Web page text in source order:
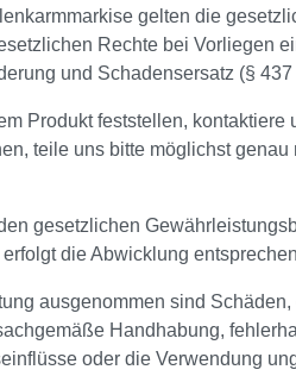
gelten die
Rechte bei Vorliegen
und Schadensersatz (§ 437
Produkt feststellen,
teile uns bitte möglichst
gesetzlichen
die Abwicklung
ausgenommen sind
Handhabung,
oder die Verwendung